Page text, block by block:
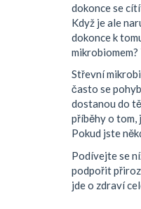
dokonce se
Když je ale
dokonce k
mikrobiomem?
Střevní
často se
dostanou do
příběhy o tom,
Pokud jste
Podívejte se
podpořit
jde o zdraví